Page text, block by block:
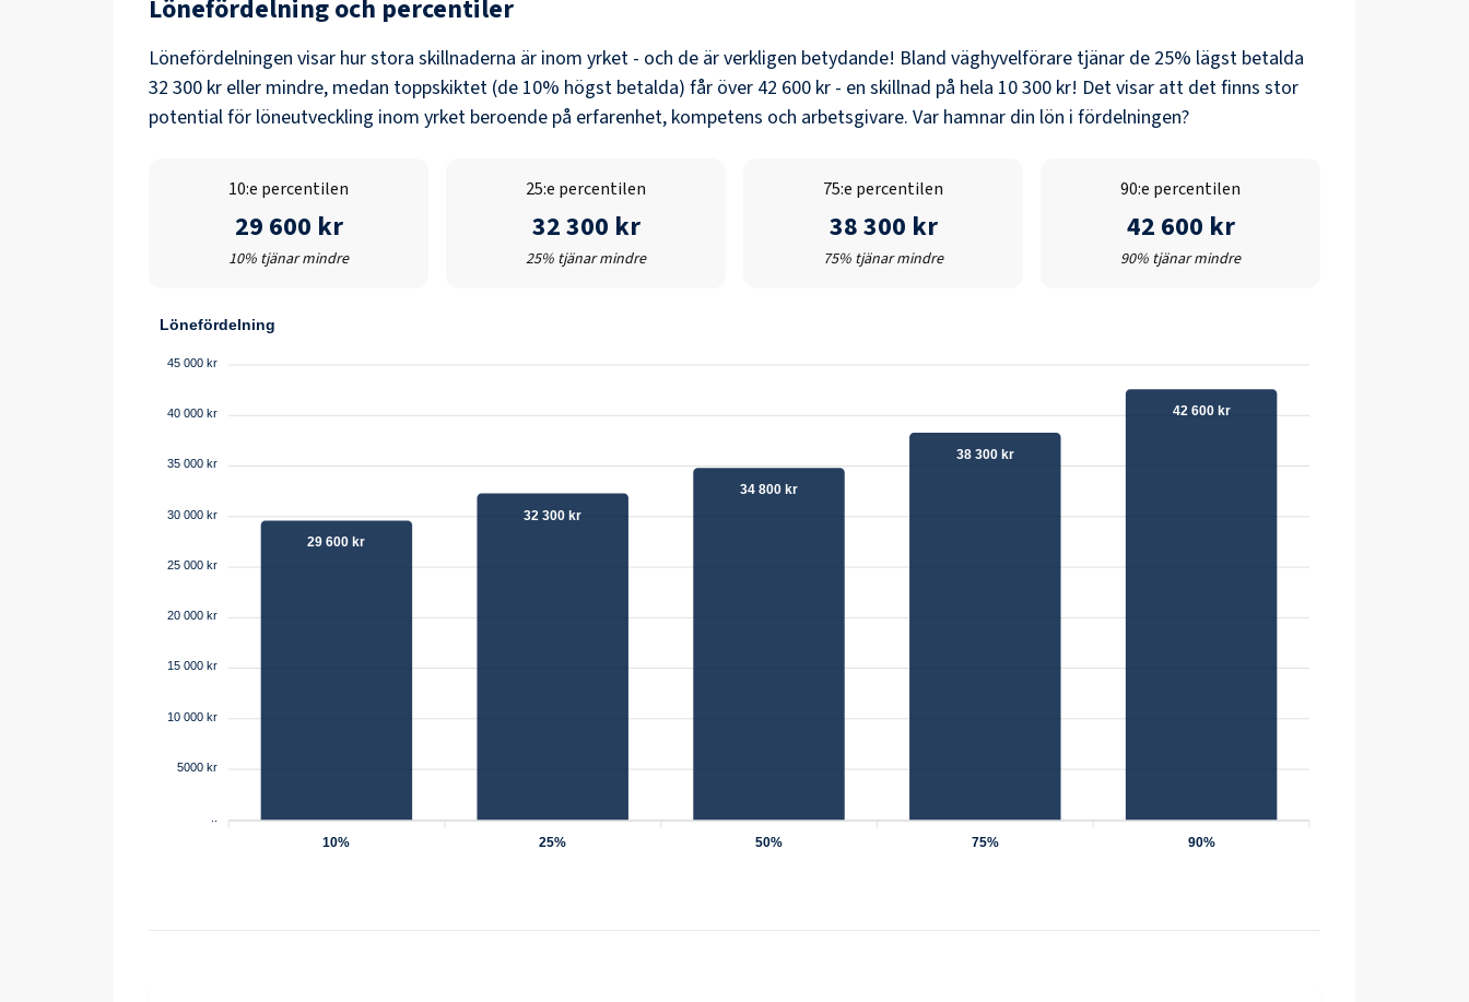
Lönefördelning och percentiler
Lönefördelningen visar hur stora skillnaderna är inom yrket - och de är verkligen betydande! Bland väghyvelförare tjänar de 25% lägst betalda
32 300 kr eller mindre, medan toppskiktet (de 10% högst betalda) får över 42 600 kr - en skillnad på hela 10 300 kr! Det visar att det finns stor
potential för löneutveckling inom yrket beroende på erfarenhet, kompetens och arbetsgivare. Var hamnar din lön i fördelningen?
10:e percentilen
29 600 kr
10% tjänar mindre
25:e percentilen
32 300 kr
25% tjänar mindre
75:e percentilen
38 300 kr
75% tjänar mindre
90:e percentilen
42 600 kr
90% tjänar mindre
Lönefördelning
45 000 kr
40 000 kr
35 000 kr
30 000 kr
25 000 kr
20 000 kr
15 000 kr
10 000 kr
5000 kr
29 600 kr
32 300 kr
34 800 kr
38 300 kr
42 600 kr
10% 25% 50% 75% 90%